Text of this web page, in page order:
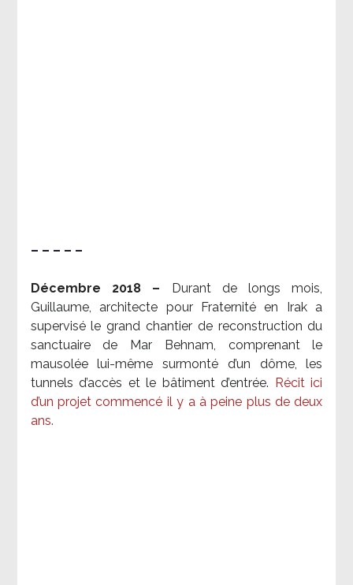
– – – – –
Décembre 2018 –
Durant de longs mois,
Guillaume, architecte pour Fraternité en Irak a
supervisé le grand chantier de reconstruction du
sanctuaire de Mar Behnam, comprenant le
mausolée lui-même surmonté d’un dôme, les
tunnels d’accès et le bâtiment d’entrée.
Récit ici
d’un projet commencé il y a à peine plus de deux
ans.